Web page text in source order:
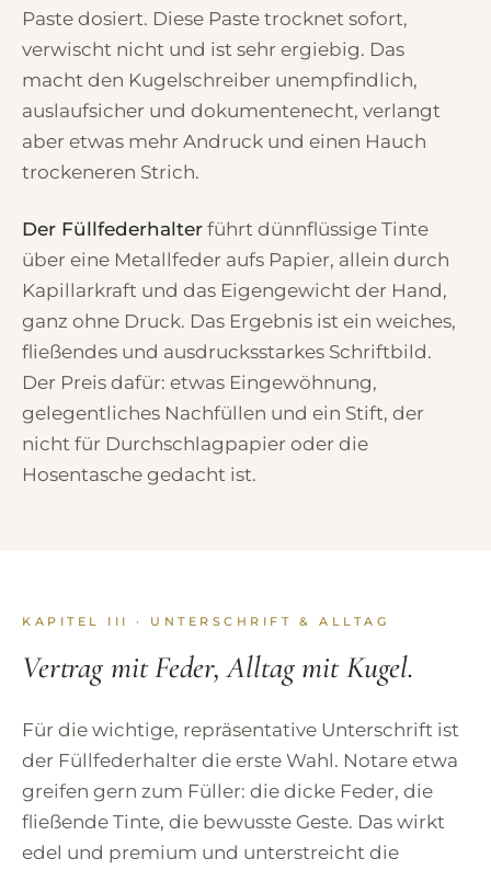
Paste dosiert. Diese Paste trocknet sofort,
verwischt nicht und ist sehr ergiebig. Das
macht den Kugelschreiber unempfindlich,
auslaufsicher und dokumentenecht, verlangt
aber etwas mehr Andruck und einen Hauch
trockeneren Strich.
Der Füllfederhalter führt dünnflüssige Tinte
über eine Metallfeder aufs Papier, allein durch
Kapillarkraft und das Eigengewicht der Hand,
ganz ohne Druck. Das Ergebnis ist ein weiches,
fließendes und ausdrucksstarkes Schriftbild.
Der Preis dafür: etwas Eingewöhnung,
gelegentliches Nachfüllen und ein Stift, der
nicht für Durchschlagpapier oder die
Hosentasche gedacht ist.
KAPITEL III · UNTERSCHRIFT & ALLTAG
Vertrag mit Feder, Alltag mit Kugel.
Für die wichtige, repräsentative Unterschrift ist
der Füllfederhalter die erste Wahl. Notare etwa
greifen gern zum Füller: die dicke Feder, die
fließende Tinte, die bewusste Geste. Das wirkt
edel und premium und unterstreicht die